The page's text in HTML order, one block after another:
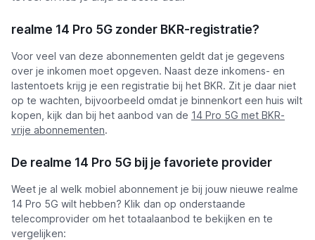
realme 14 Pro 5G zonder BKR-registratie?
Voor veel van deze abonnementen geldt dat je gegevens
over je inkomen moet opgeven. Naast deze inkomens- en
lastentoets krijg je een registratie bij het BKR. Zit je daar niet
op te wachten, bijvoorbeeld omdat je binnenkort een huis wilt
kopen, kijk dan bij het aanbod van de 14 Pro 5G met BKR-
vrije abonnementen.
De realme 14 Pro 5G bij je favoriete provider
Weet je al welk mobiel abonnement je bij jouw nieuwe realme
14 Pro 5G wilt hebben? Klik dan op onderstaande
telecomprovider om het totaalaanbod te bekijken en te
vergelijken: